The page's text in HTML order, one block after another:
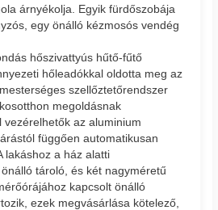
árnyékolja. Egyik fürdőszobája
egy önálló kézmosós vendég
hőszivattyús hűtő-fűtő
hőleadókkal oldotta meg az
szellőztetőrendszer
megoldásnak
vezérelhetők az aluminium
függően automatikusan
lakáshoz a ház alatti
tároló, és két nagyméretű
kapcsolt önálló
ezek megvásárlása kötelező,